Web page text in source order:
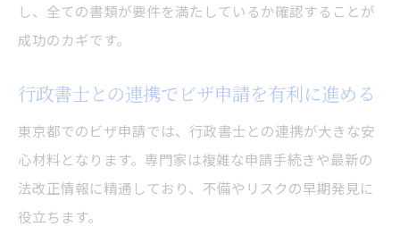
し、全ての書類が要件を満たしているか確認することが
成功のカギです。
行政書士との連携でビザ申請を有利に進める
東京都でのビザ申請では、行政書士との連携が大きな安
心材料となります。専門家は複雑な申請手続きや最新の
法改正情報に精通しており、不備やリスクの早期発見に
役立ちます。